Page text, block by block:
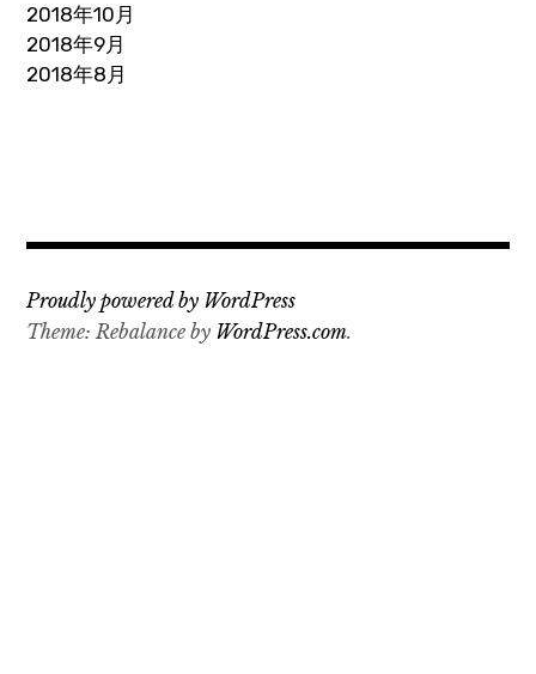
2018年10月
2018年9月
2018年8月
Proudly powered by WordPress
Theme: Rebalance by WordPress.com.